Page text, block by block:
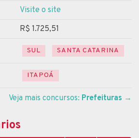
Visite o site
R$ 1.725,51
SUL SANTA CATARINA
ITAPOÁ
Veja mais concursos: Prefeituras →